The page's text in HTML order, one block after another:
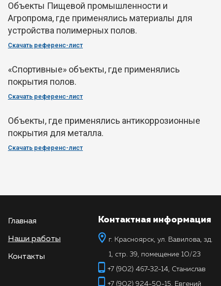
Объекты Пищевой промышленности и
Агропрома, где применялись материалы для
устройства полимерных полов.
Скачать референс-лист
«Спортивные» объекты, где применялись
покрытия полов.
Скачать референс-лист
Объекты, где применялись антикоррозионные
покрытия для металла.
Скачать референс-лист
Главная
Наши работы
Контакты
Контактная информация
г. Красноярск, ул. Вавилова, зд.
1, стр. 39, помещение 10/23
+7 (902) 467-32-14, Станислав
+7 (902) 924-50-15, Евгений